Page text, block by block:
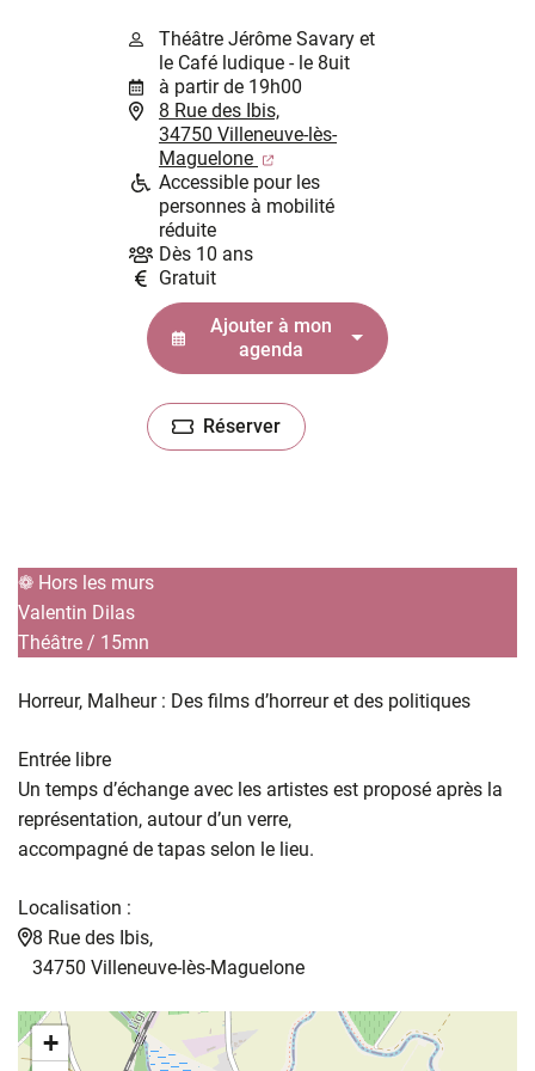
Théâtre Jérôme Savary et
le Café ludique - le 8uit
à partir de 19h00
8 Rue des Ibis,
34750 Villeneuve-lès-
Maguelone
(ouverture dans un nouvel
Accessible pour les
personnes à mobilité
réduite
Dès 10 ans
Gratuit
Ajouter à mon
agenda
Réserver
(ouverture dans un nouvel onglet)
❁ Hors les murs
Valentin Dilas
Théâtre / 15mn
Horreur, Malheur : Des films d’horreur et des politiques
Entrée libre
Un temps d’échange avec les artistes est proposé après la
représentation, autour d’un verre,
accompagné de tapas selon le lieu.
Localisation :
8 Rue des Ibis,
34750 Villeneuve-lès-Maguelone
+